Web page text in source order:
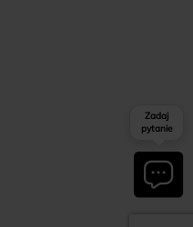
Zadaj
pytanie